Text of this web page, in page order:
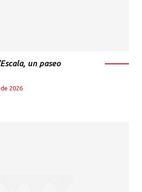
un paseo
2026